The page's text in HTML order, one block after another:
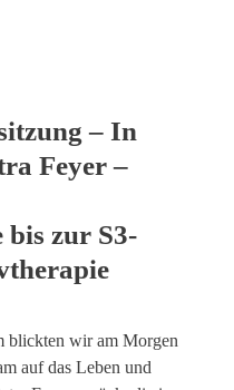
– In
Feyer ‒
zur S3-
blickten wir am Morgen
auf das Leben und